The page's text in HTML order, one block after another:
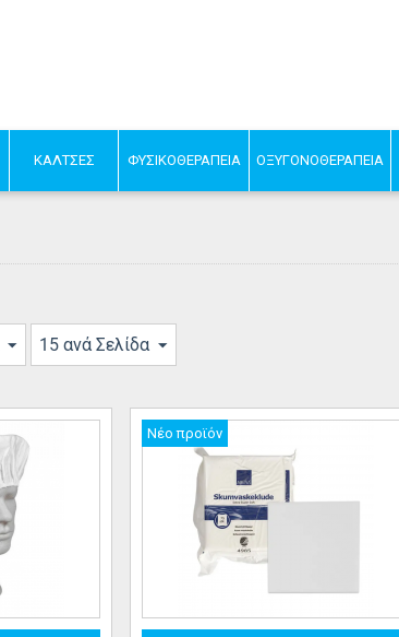
ΚΑΛΤΣΕΣ ΦΥΣΙΚΟΘΕΡΑΠΕΙΑ ΟΞΥΓΟΝΟΘΕΡΑΠΕΙΑ
15 ανά Σελίδα
Νέο προϊόν